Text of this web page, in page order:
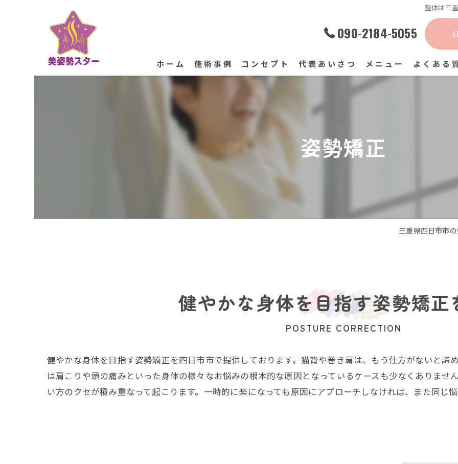
整体は三
090-2184-5055
ホーム 施術事例 コンセプト 代表あいさつ メニュー よくある
姿勢矯正
三重県四日市市
健やかな身体を目指す姿勢矯正
POSTURE CORRECTION
健やかな身体を目指す姿勢矯正を四日市市で提供しております。猫背や巻き肩は、もう仕方がないと諦
は肩こりや頭の痛みといった身体の様々なお悩みの根本的な原因となっているケースも少なくありませ
い方のクセが積み重なって起こります。一時的に楽になっても原因にアプローチしなければ、また同じ